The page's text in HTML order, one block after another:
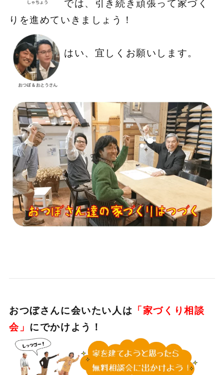
では、引き続き頑張って家づく
りを進めていきましょう！
はい、宜しくお願いします。
おつぼさんに会いたい人は 「家づくり相談
会」 にでかけよう！